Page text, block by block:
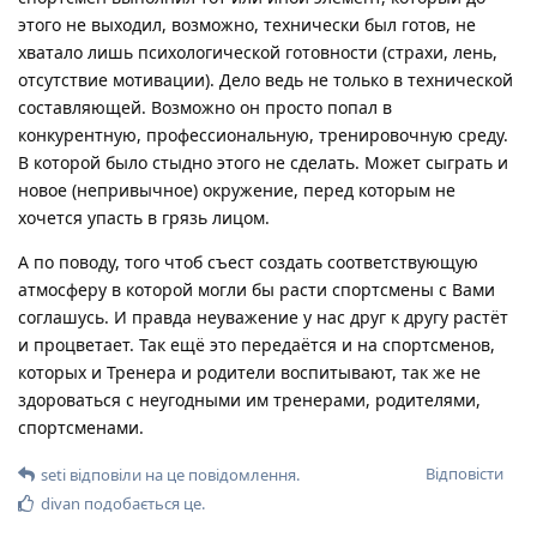
этого не выходил, возможно, технически был готов, не
хватало лишь психологической готовности (страхи, лень,
отсутствие мотивации). Дело ведь не только в технической
составляющей. Возможно он просто попал в
конкурентную, профессиональную, тренировочную среду.
В которой было стыдно этого не сделать. Может сыграть и
новое (непривычное) окружение, перед которым не
хочется упасть в грязь лицом.
А по поводу, того чтоб съест создать соответствующую
атмосферу в которой могли бы расти спортсмены с Вами
соглашусь. И правда неуважение у нас друг к другу растёт
и процветает. Так ещё это передаётся и на спортсменов,
которых и Тренера и родители воспитывают, так же не
здороваться с неугодными им тренерами, родителями,
спортсменами.
Відповісти
seti відповіли на це повідомлення.
divan подобається це.